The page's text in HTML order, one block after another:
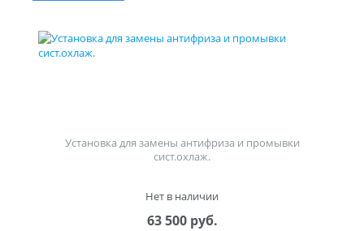
Установка для замены антифриза и промывки
сист.охлаж.
Нет в наличии
63 500 руб.